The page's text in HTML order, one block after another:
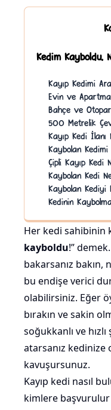
Kedim Kayboldu,
Kayıp Kedimi
Evin ve
Bahçe ve
500 Metrelik
Kayıp Kedi İlanı
Kaybolan
Çipli Kayıp Kedi
Kaybolan Kedi
Kaybolan Kediyi
Kedinin
Her kedi sahibinin
kayboldu!”
bakarsanız bakın,
bu endişe verici
olabilirsiniz. Eğer
bırakın ve sakin
soğukkanlı ve
atarsanız kedinize
kavuşursunuz.
Kayıp kedi nasıl
kimlere